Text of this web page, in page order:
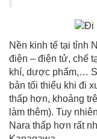
Nền kinh tế tại tỉnh
điện – điện tử, chế
khí, dược phẩm,…
bản tối thiểu khi đi
thấp hơn, khoảng
làm thêm). Tuy
Nara thấp hơn rất